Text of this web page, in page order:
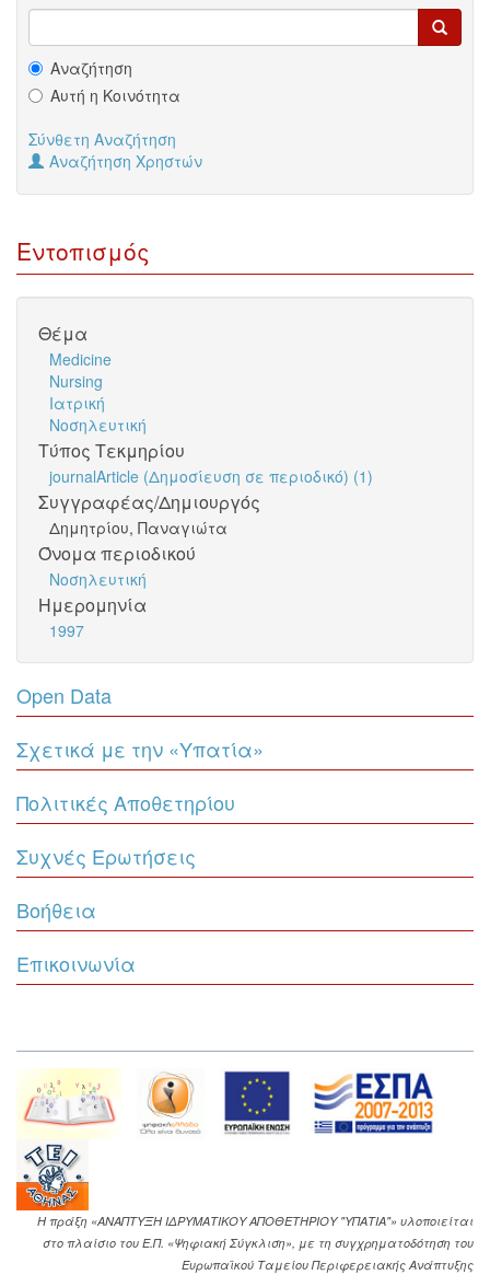
Αναζήτηση
Αυτή η Κοινότητα
Σύνθετη Αναζήτηση
Αναζήτηση Χρηστών
Εντοπισμός
Θέμα
Medicine
Nursing
Ιατρική
Νοσηλευτική
Τύπος Τεκμηρίου
journalArticle (Δημοσίευση σε περιοδικό) (1)
Συγγραφέας/Δημιουργός
Δημητρίου, Παναγιώτα
Όνομα περιοδικού
Νοσηλευτική
Ημερομηνία
1997
Open Data
Σχετικά με την «Υπατία»
Πολιτικές Αποθετηρίου
Συχνές Ερωτήσεις
Βοήθεια
Επικοινωνία
Η πράξη «ΑΝΑΠΤΥΞΗ ΙΔΡΥΜΑΤΙΚΟΥ ΑΠΟΘΕΤΗΡΙΟΥ "ΥΠΑΤΙΑ"» υλοποιείται
στο πλαίσιο του Ε.Π. «Ψηφιακή Σύγκλιση», με τη συγχρηματοδότηση του
Ευρωπαϊκού Ταμείου Περιφερειακής Ανάπτυξης